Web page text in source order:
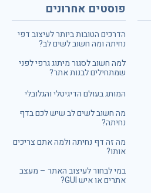
פוסטים אחרונים
הדרכים הטובות ביותר לעיצוב דפי
נחיתה ומה חשוב לשים לב?
למה חשוב לסגור מיתוג גרפי לפני
שמתחילים לבנות אתר?
המותג בעולם הדיגיטלי והגלובלי
מה חשוב לשים לב שיש לכם בדף
נחיתה?
מה זה דף נחיתה ולמה אתם צריכים
אותו?
במי לבחור לעיצוב האתר – מעצב
אתרים או איש GUI?